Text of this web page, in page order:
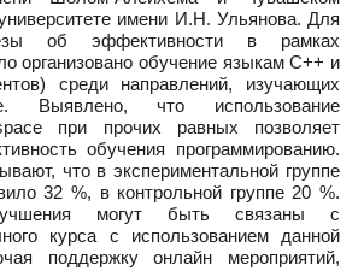
имени И.Н. Ульянова. Для
об эффективности в рамках
организовано обучение языкам С++ и
среди направлений, изучающих
Выявлено, что использование
при прочих равных позволяет
обучения программированию.
что в экспериментальной группе
32 %, в контрольной группе 20 %.
могут быть связаны с
курса с использованием данной
поддержку онлайн мероприятий,